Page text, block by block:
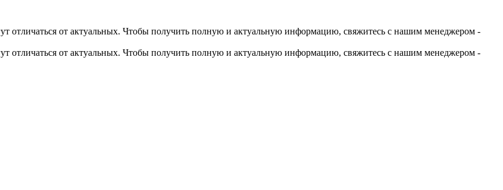
отличаться от актуальных. Чтобы получить полную и актуальную информацию, свяжитесь с нашим менеджером -
отличаться от актуальных. Чтобы получить полную и актуальную информацию, свяжитесь с нашим менеджером -